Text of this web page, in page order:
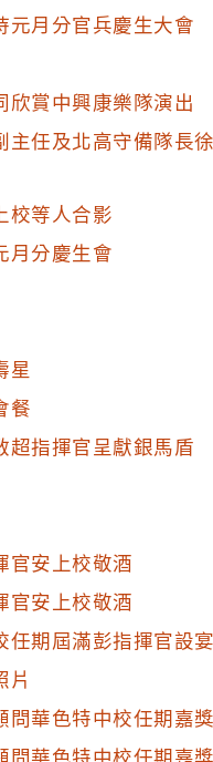
元月分官兵慶生大會
欣賞中興康樂隊演出
主任及北高守備隊長
校等人合影
月分慶生會
星
餐
超指揮官呈獻銀馬盾
官安上校敬酒
官安上校敬酒
任期屆滿彭指揮官設
片
問華色特中校任期嘉
問華色特中校任期嘉